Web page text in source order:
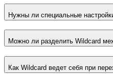
Нужны ли специальные
Можно ли разделить Wildcard
Как Wildcard ведет себя при